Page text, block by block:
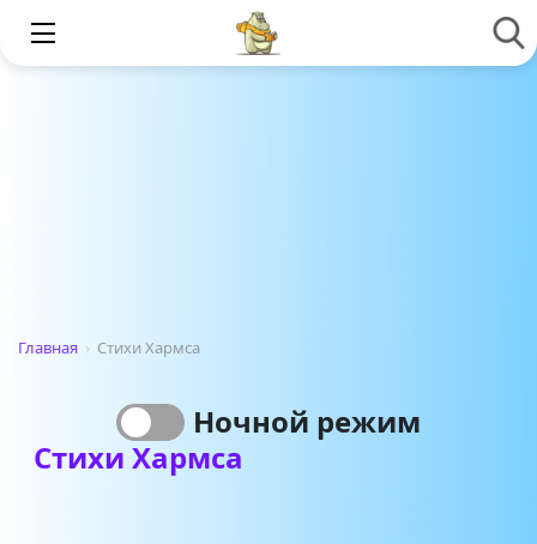
Главная › Стихи Хармса
Ночной режим
Стихи Хармса